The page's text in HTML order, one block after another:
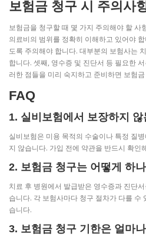
보험금 청구 시 주의사
보험금을 청구할 때 몇 가지 주의해야 할 사
의료비의 범위를 정확히 이해하고 있어야
도록 주의해야 합니다. 대부분의 보험사는
합니다. 셋째, 영수증 및 진단서 등 필요한
러한 점들을 미리 숙지하고 준비하면 보험
FAQ
1. 실비보험에서 보장하지
실비보험은 미용 목적의 수술이나 특정 질
지 않습니다. 가입 전에 약관을 반드시 확인
2. 보험금 청구는 어떻게 하
치료 후 병원에서 발급받은 영수증과 진단
습니다. 각 보험사마다 청구 절차가 다를 수
습니다.
3. 보험금 청구 기한은 얼마